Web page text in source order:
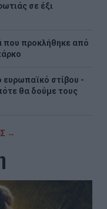
σε έξι
που προκλήθηκε από
στίβου -
θα δούμε τους
→